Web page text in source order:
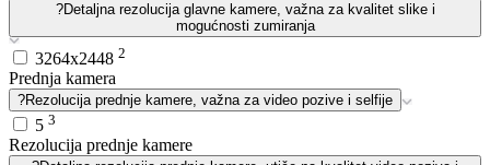
?Detaljna rezolucija glavne kamere, važna za kvalitet slike i
mogućnosti zumiranja
3264x2448 2
Prednja kamera
?Rezolucija prednje kamere, važna za video pozive i selfije
5 3
Rezolucija prednje kamere